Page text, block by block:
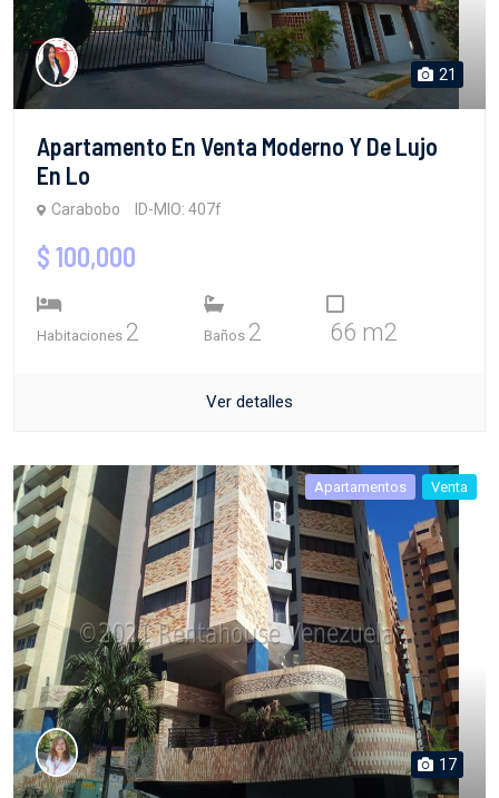
21
Apartamento En Venta Moderno Y De Lujo
En Lo
Carabobo ID-MIO: 407f
$ 100,000
Habitaciones 2 Baños 2 66 m2
Ver detalles
Apartamentos Venta
17